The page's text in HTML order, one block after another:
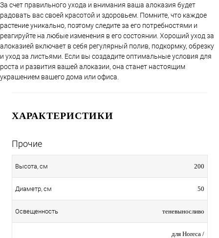
За счет правильного ухода и внимания ваша алоказия будет
радовать вас своей красотой и здоровьем. Помните, что каждое
растение уникально, поэтому следите за его потребностями и
реагируйте на любые изменения в его состоянии. Хороший уход за
алоказией включает в себя регулярный полив, подкормку, обрезку
и уход за листьями. Если вы создадите оптимальные условия для
роста и развития вашей алоказии, она станет настоящим
украшением вашего дома или офиса.
ХАРАКТЕРИСТИКИ
Прочие
Высота, см 200
Диаметр, см 50
Освещенность теневыносливо
для Horeca /